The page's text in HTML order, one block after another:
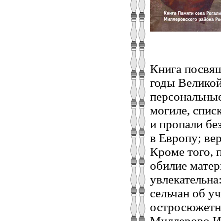
Книга
годы
могиле,
и пропали
в Европу;
Кроме того,
обилие
сельчан об